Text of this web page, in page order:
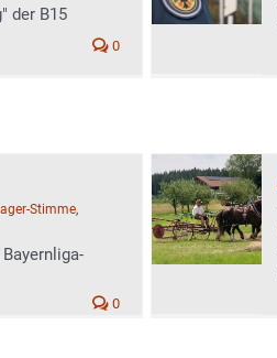
der B15
0
Stimme,
0